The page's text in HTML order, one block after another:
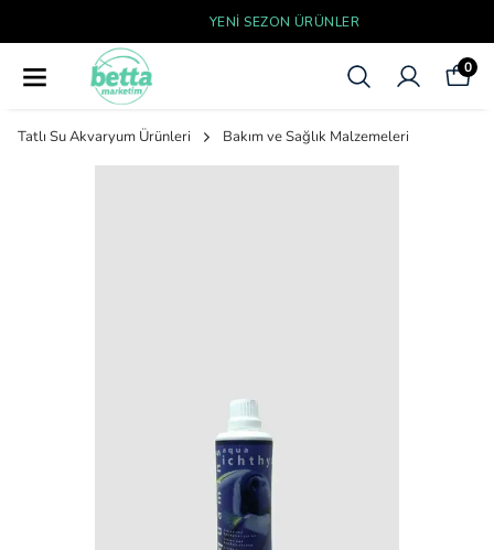
YENI SEZON ÜRÜNLER
0
Tatlı Su Akvaryum Ürünleri Bakım ve Sağlık Malzemeleri